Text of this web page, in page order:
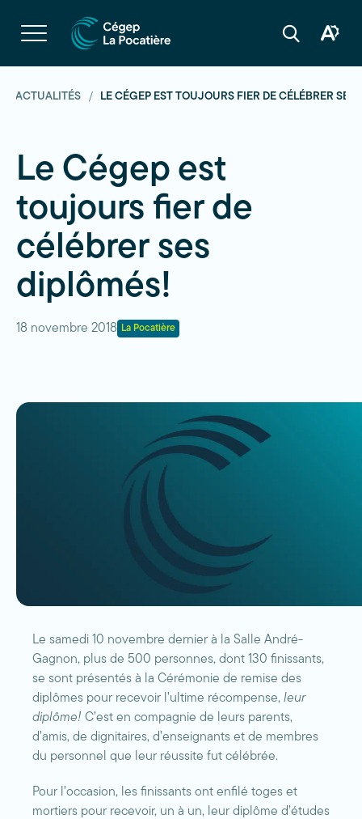
Ouvrir
la
navigation
Ouvrir
recherche
Ouvrir
ACTUALITÉS LE CÉGEP EST TOUJOURS FIER DE CÉLÉBRER SES
Le Cégep est
toujours fier de
célébrer ses
diplômés!
18 novembre 2018 La Pocatière
Le samedi 10 novembre dernier à la Salle André-
Gagnon, plus de 500 personnes, dont 130 finissants,
se sont présentés à la Cérémonie de remise des
diplômes pour recevoir l’ultime récompense, leur
diplôme! C’est en compagnie de leurs parents,
d’amis, de dignitaires, d’enseignants et de membres
du personnel que leur réussite fut célébrée.
Pour l’occasion, les finissants ont enfilé toges et
mortiers pour recevoir, un à un, leur diplôme d’études